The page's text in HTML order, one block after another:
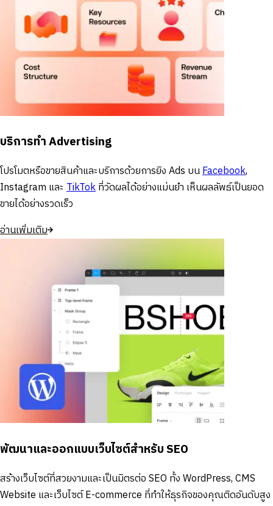
บริการทำ Advertising
โปรโมตหรือขายสินค้าและบริการด้วยการยิง Ads บนFacebook,
Instagram และ TikTokที่วัดผลได้อย่างแม่นยำ เห็นผลลัพธ์เป็นยอด
ขายได้อย่างรวดเร็ว
อ่านเพิ่มเติม
พัฒนาและออกแบบเว็บไซต์สำหรับ SEO
สร้างเว็บไซต์ที่สวยงามและเป็นมิตรต่อ SEO ทั้ง WordPress, CMS
Website และเว็บไซต์ E-commerce ที่ทำให้ธุรกิจของคุณติดอันดับสูง